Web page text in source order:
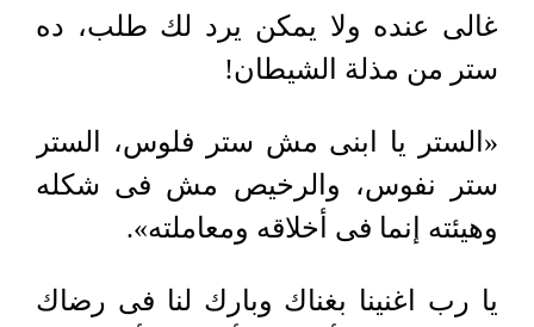
غالى عنده ولا يمكن يرد لك طلب، ده
ستر من مذلة الشيطان!
«الستر يا ابنى مش ستر فلوس، الستر
ستر نفوس، والرخيص مش فى شكله
وهيئته إنما فى أخلاقه ومعاملته».
يا رب اغنينا بغناك وبارك لنا فى رضاك